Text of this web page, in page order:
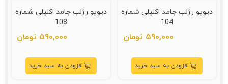
دیویو رژلب جامد اکلیلی شماره
104
590,000 تومان
افزودن به سبد خرید
دیویو رژلب جامد اکلیلی شماره
108
590,000 تومان
افزودن به سبد خرید